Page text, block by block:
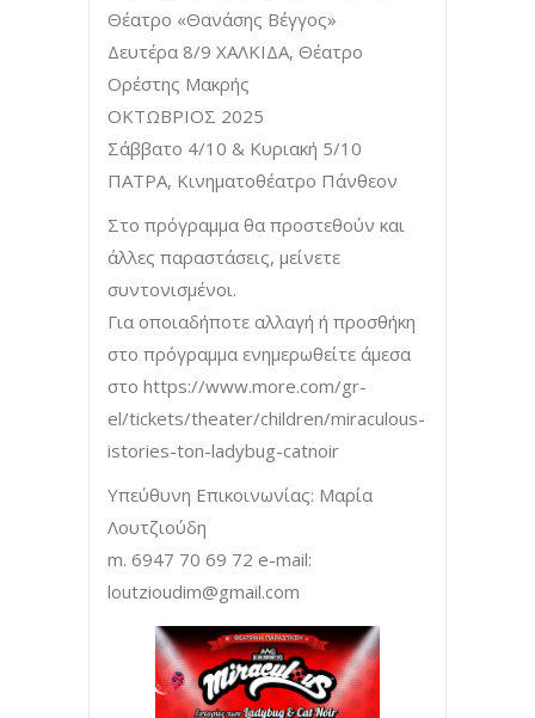
Θέατρο «Θανάσης Βέγγος»
Δευτέρα 8/9 ΧΑΛΚΙΔΑ, Θέατρο
Ορέστης Μακρής
ΟΚΤΩΒΡΙΟΣ 2025
Σάββατο 4/10 & Κυριακή 5/10
ΠΑΤΡΑ, Κινηματοθέατρο Πάνθεον
Στο πρόγραμμα θα προστεθούν και
άλλες παραστάσεις, μείνετε
συντονισμένοι.
Για οποιαδήποτε αλλαγή ή προσθήκη
στο πρόγραμμα ενημερωθείτε άμεσα
στο https://www.more.com/gr-
el/tickets/theater/children/miraculous-
istories-ton-ladybug-catnoir
Υπεύθυνη Επικοινωνίας: Μαρία
Λουτζιούδη
m. 6947 70 69 72 e-mail:
loutzioudim@gmail.com